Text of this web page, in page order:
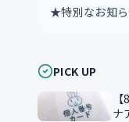
★特別なお知
PICK UP
ナ